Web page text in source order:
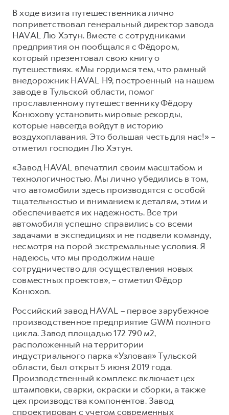
В ходе визита путешественника лично
поприветствовал генеральный директор завода
HAVAL Лю Хэтун. Вместе с сотрудниками
предприятия он пообщался с Фёдором,
который презентовал свою книгу о
путешествиях. «Мы гордимся тем, что рамный
внедорожник HAVAL H9, построенный на нашем
заводе в Тульской области, помог
прославленному путешественнику Фёдору
Конюхову установить мировые рекорды,
которые навсегда войдут в историю
воздухоплавания. Это большая честь для нас!» –
отметил господин Лю Хэтун.
«Завод HAVAL впечатлил своим масштабом и
технологичностью. Мы лично убедились в том,
что автомобили здесь производятся с особой
тщательностью и вниманием к деталям, этим и
обеспечивается их надежность. Все три
автомобиля успешно справились со всеми
задачами в экспедициях и не подвели команду,
несмотря на порой экстремальные условия. Я
надеюсь, что мы продолжим наше
сотрудничество для осуществления новых
совместных проектов», – отметил Фёдор
Конюхов.
Российский завод HAVAL – первое зарубежное
производственное предприятие GWM полного
цикла. Завод площадью 172 790 м2,
расположенный на территории
индустриального парка «Узловая» Тульской
области, был открыт 5 июня 2019 года.
Производственный комплекс включает цех
штамповки, сварки, окраски и сборки, а также
цех производства компонентов. Завод
спроектирован с учетом современных